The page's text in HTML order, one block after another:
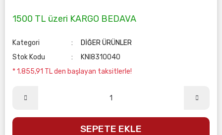
1500 TL üzeri KARGO BEDAVA
Kategori
DİĞER ÜRÜNLER
Stok Kodu
KNI8310040
* 1.855,91 TL den başlayan taksitlerle!
SEPETE EKLE